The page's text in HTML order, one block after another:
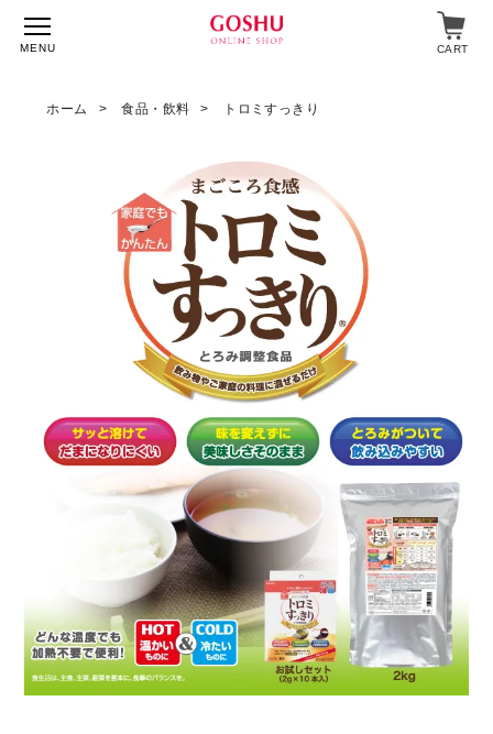
マイページ ログイン
ショップガイド よくあるご質問
ギフト対応について メルマガ登録
お問い合わせ
コーポレートサイト
MENU CART
ホーム 食品・飲料 トロミすっきり